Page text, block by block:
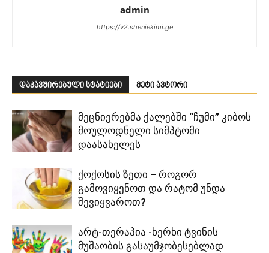
admin
https://v2.sheniekimi.ge
დაკავშირებული სტატიები მეტი ავტორი
მეცნიერებმა ქალებში “ჩუმი” კიბოს
მოულოდნელი სიმპტომი
დაასახელეს
ქოქოსის ზეთი – როგორ
გამოვიყენოთ და რატომ უნდა
შევიყვაროთ?
არტ-თერაპია -ხერხი ტვინის
მუშაობის გასაუმჯობესებლად